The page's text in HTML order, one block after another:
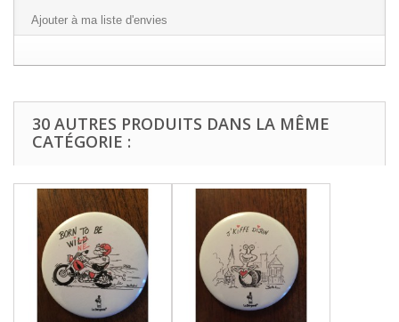
Ajouter à ma liste d'envies
30 AUTRES PRODUITS DANS LA MÊME
CATÉGORIE :